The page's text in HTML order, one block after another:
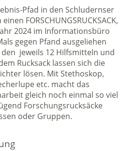
Pfad in den Schludernser
FORSCHUNGSRUCKSACK,
2024 im Informationsbüro
gegen Pfand ausgeliehen
jeweils 12 Hilfsmitteln und
Rucksack lassen sich die
lösen. Mit Stethoskop,
etc. macht das
gleich noch einmal so viel
Forschungsrucksäcke
oder Gruppen.